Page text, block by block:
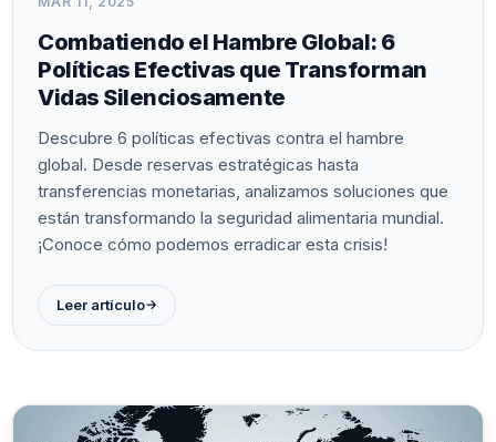
Combatiendo el Hambre Global: 6
Políticas Efectivas que Transforman
Vidas Silenciosamente
Descubre 6 políticas efectivas contra el hambre
global. Desde reservas estratégicas hasta
transferencias monetarias, analizamos soluciones que
están transformando la seguridad alimentaria mundial.
¡Conoce cómo podemos erradicar esta crisis!
Leer artículo→